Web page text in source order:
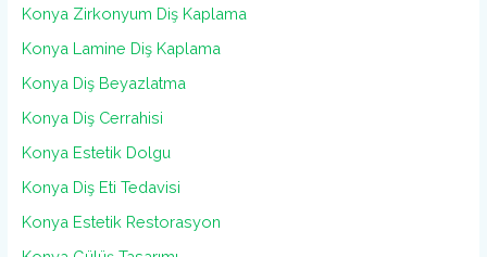
Konya Zirkonyum Diş Kaplama
Konya Lamine Diş Kaplama
Konya Diş Beyazlatma
Konya Diş Cerrahisi
Konya Estetik Dolgu
Konya Diş Eti Tedavisi
Konya Estetik Restorasyon